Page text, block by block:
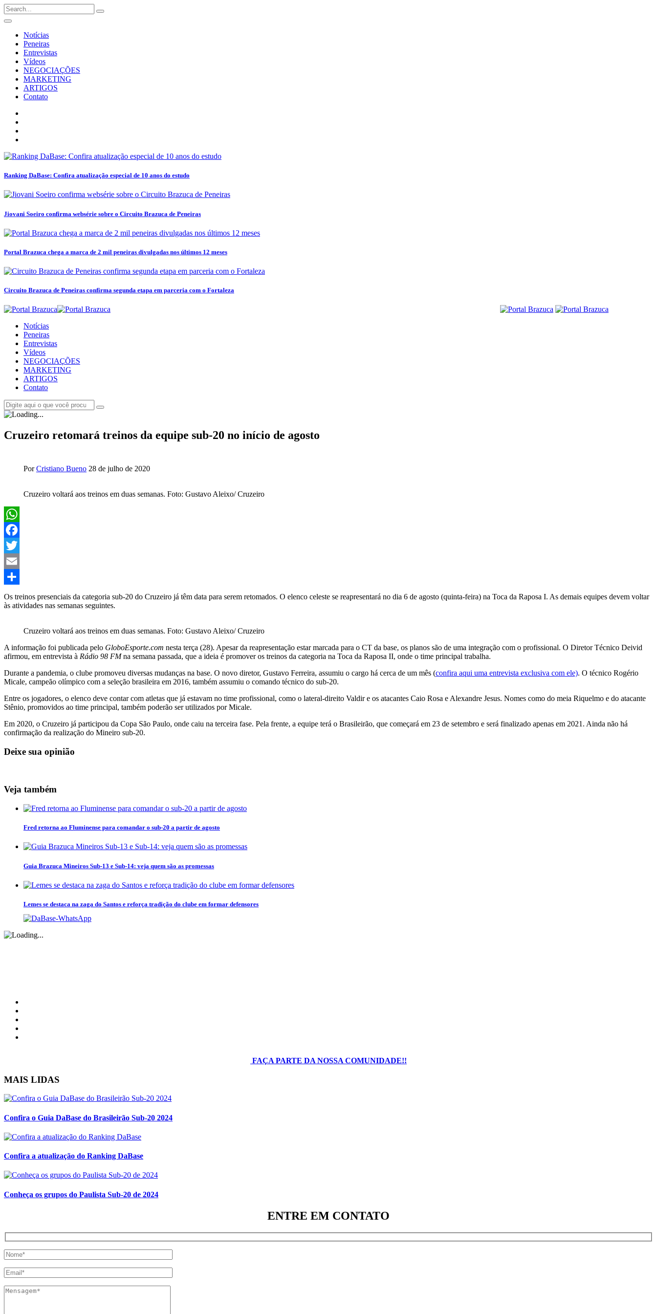
Notícias
Peneiras
Entrevistas
Vídeos
NEGOCIAÇÕES
MARKETING
ARTIGOS
Contato
Ranking DaBase: Confira atualização especial de 10 anos do estudo
Jiovani Soeiro confirma websérie sobre o Circuito Brazuca de Peneiras
Portal Brazuca chega a marca de 2 mil peneiras divulgadas nos últimos 12 meses
Circuito Brazuca de Peneiras confirma segunda etapa em parceria com o Fortaleza
Notícias
Peneiras
Entrevistas
Vídeos
NEGOCIAÇÕES
MARKETING
ARTIGOS
Contato
Cruzeiro retomará treinos da equipe sub-20 no início de agosto
PorCristiano Bueno 28 de julho de 2020
Cruzeiro voltará aos treinos em duas semanas. Foto: Gustavo Aleixo/ Cruzeiro
WhatsApp
Facebook
Twitter
Email
Share
Os treinos presenciais da categoria sub-20 do Cruzeiro já têm data para serem retomados. O elenco celeste se reapresentará no dia 6 de agosto (quinta-feira) na Toca da Raposa I. As demais equipes devem voltar
às atividades nas semanas seguintes.
Cruzeiro voltará aos treinos em duas semanas. Foto: Gustavo Aleixo/ Cruzeiro
A informação foi publicada pelo GloboEsporte.com nesta terça (28). Apesar da reapresentação estar marcada para o CT da base, os planos são de uma integração com o profissional. O Diretor Técnico Deivid
afirmou, em entrevista à Rádio 98 FMna semana passada, que a ideia é promover os treinos da categoria na Toca da Raposa II, onde o time principal trabalha.
Durante a pandemia, o clube promoveu diversas mudanças na base. O novo diretor, Gustavo Ferreira, assumiu o cargo há cerca de um mês (confira aqui uma entrevista exclusiva com ele). O técnico Rogério
Micale, campeão olímpico com a seleção brasileira em 2016, também assumiu o comando técnico do sub-20.
Entre os jogadores, o elenco deve contar com atletas que já estavam no time profissional, como o lateral-direito Valdir e os atacantes Caio Rosa e Alexandre Jesus. Nomes como do meia Riquelmo e do atacante
Stênio, promovidos ao time principal, também poderão ser utilizados por Micale.
Em 2020, o Cruzeiro já participou da Copa São Paulo, onde caiu na terceira fase. Pela frente, a equipe terá o Brasileirão, que começará em 23 de setembro e será finalizado apenas em 2021. Ainda não há
confirmação da realização do Mineiro sub-20.
Deixe sua opinião
Veja também
Fred retorna ao Fluminense para comandar o sub-20 a partir de agosto
Guia Brazuca Mineiros Sub-13 e Sub-14: veja quem são as promessas
Lemes se destaca na zaga do Santos e reforça tradição do clube em formar defensores
FAÇA PARTE DA NOSSA COMUNIDADE!!
MAIS LIDAS
Confira o Guia DaBase do Brasileirão Sub-20 2024
Confira a atualização do Ranking DaBase
Conheça os grupos do Paulista Sub-20 de 2024
ENTRE EM CONTATO